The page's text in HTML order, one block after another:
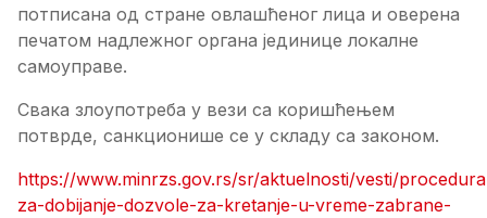
потписана од стране овлашћеног лица и оверена
печатом надлежног органа јединице локалне
самоуправе.
Свака злоупотреба у вези са коришћењем
потврде, санкционише се у складу са законом.
https://www.minrzs.gov.rs/sr/aktuelnosti/vesti/
za-dobijanje-dozvole-za-kretanje-u-vreme-zabrane-